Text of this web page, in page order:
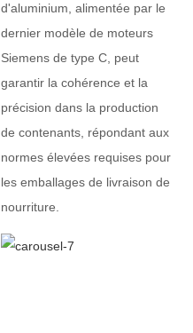
d'aluminium, alimentée par le
dernier modèle de moteurs
Siemens de type C, peut
garantir la cohérence et la
précision dans la production
de contenants, répondant aux
normes élevées requises pour
les emballages de livraison de
nourriture.